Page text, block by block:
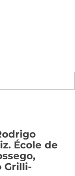
École de
Grilli-